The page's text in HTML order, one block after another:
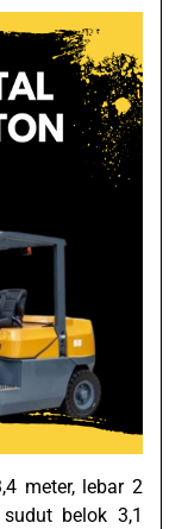
meter, lebar 2
belok 3,1